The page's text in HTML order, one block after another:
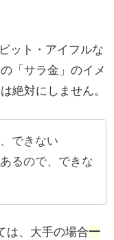
ット・アイフルな
「サラ金」のイメ
絶対にしません。
できない
るので、できな
は、大手の場合一